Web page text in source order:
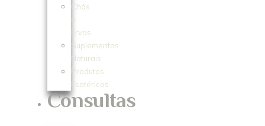
Chás
e
Ervas
Suplementos
Naturais
Produtos
Esotéricos
Consultas